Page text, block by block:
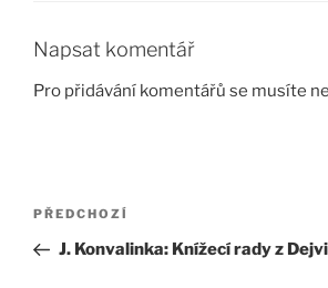
Napsat komentář
Pro přidávání komentářů se musíte
Navigace
příspěvek
Předchozí
příspěvek
PŘEDCHOZÍ
J. Konvalinka: Knížecí rady z